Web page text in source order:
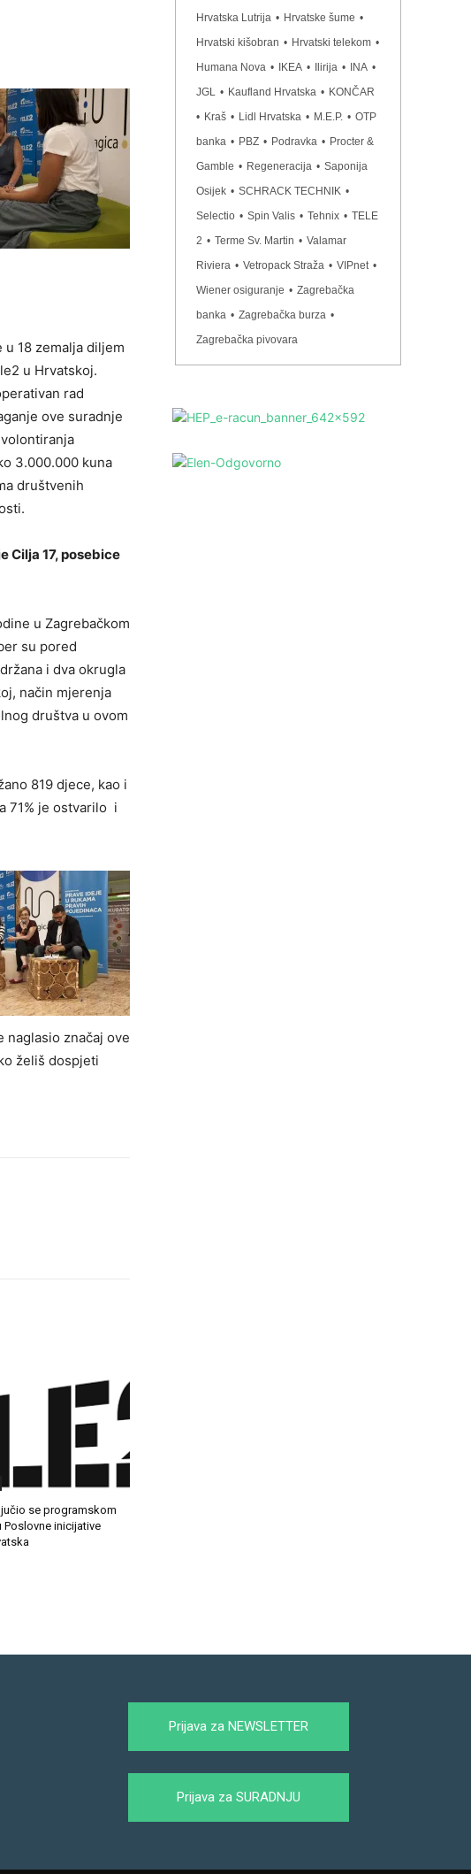
18 zemalja diljem
u Hrvatskoj.
rad
ove suradnje
3.000.000 kuna
društvenih
Cilja 17, posebice
u Zagrebačkom
su pored
i dva okrugla
način mjerenja
društva u ovom
819 djece, kao i
71% je ostvarilo i
naglasio značaj ove
želiš dospjeti
se programskom
Poslovne inicijative
Hrvatska Lutrija • Hrvatske šume •
Hrvatski kišobran • Hrvatski telekom •
Humana Nova • IKEA • Ilirija • INA •
JGL • Kaufland Hrvatska • KONČAR
• Kraš • Lidl Hrvatska • M.E.P. • OTP
banka • PBZ • Podravka • Procter &
Gamble • Regeneracija • Saponija
Osijek • SCHRACK TECHNIK •
Selectio • Spin Valis • Tehnix • TELE
2 • Terme Sv. Martin • Valamar
Riviera • Vetropack Straža • VIPnet •
Wiener osiguranje • Zagrebačka
banka • Zagrebačka burza •
Zagrebačka pivovara
Prijava za NEWSLETTER
Prijava za SURADNJU